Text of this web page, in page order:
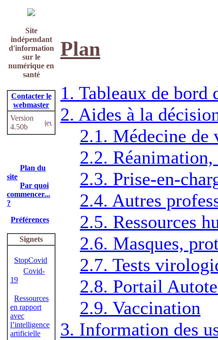
Site
indépendant
d'information
sur le
numérique en
santé
Contacter le
webmaster
Version
4.50b
Plan du
site
Par quoi
commencer...
?
Préférences
Signets
StopCovid
Covid-
19
Ressources
en rapport
avec
l’intelligence
artificielle
Plan
1. Tableaux de bord
2. Aides à la
2.1. Médecine de
2.2.
2.3. Prise-en-
2.4. Autres
2.5. Ressources
2.6. Masques,
2.7. Tests
2.8. Portail
2.9. Vaccination
3. Information des